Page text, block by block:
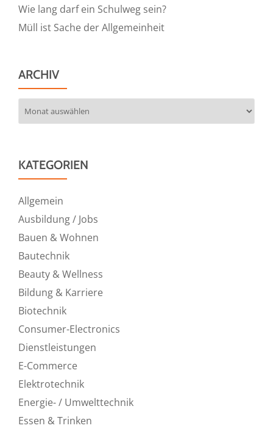
Wie lang darf ein Schulweg sein?
Müll ist Sache der Allgemeinheit
ARCHIV
KATEGORIEN
Allgemein
Ausbildung / Jobs
Bauen & Wohnen
Bautechnik
Beauty & Wellness
Bildung & Karriere
Biotechnik
Consumer-Electronics
Dienstleistungen
E-Commerce
Elektrotechnik
Energie- / Umwelttechnik
Essen & Trinken